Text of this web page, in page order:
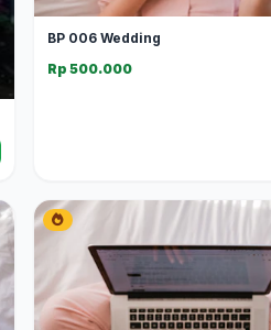
BP 006 Wedding
Rp 500.000